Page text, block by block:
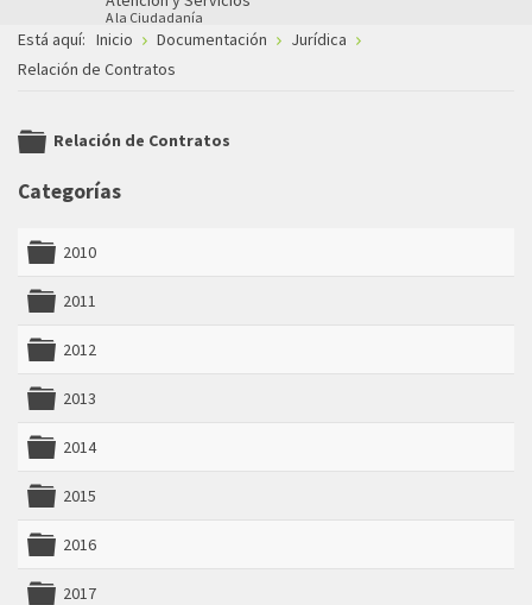
A la Ciudadanía
Está aquí: Inicio Documentación
Jurídica
Relación de Contratos
Relación de Contratos
Categorías
2010
2011
2012
2013
2014
2015
2016
2017